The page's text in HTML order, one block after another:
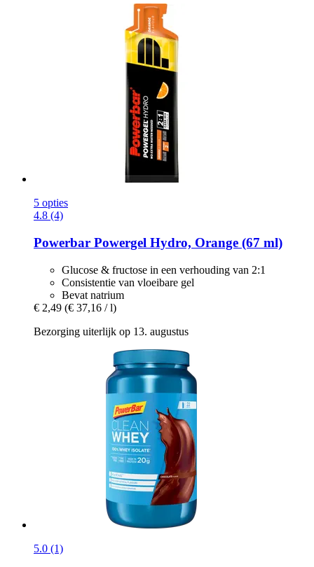
5 opties
4.8 (4)
Powerbar Powergel Hydro, Orange (67 ml)
Glucose & fructose in een verhouding van 2:1
Consistentie van vloeibare gel
Bevat natrium
€ 2,49 (€ 37,16 / l)
Bezorging uiterlijk op 13. augustus
5.0 (1)